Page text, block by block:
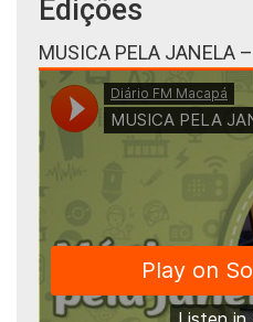
Edições
MUSICA PELA JANELA